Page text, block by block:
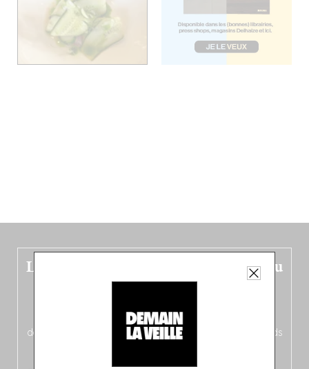
Le nouveau guide Belgique est sorti du
four !
néerlandais côté face – à moins que ne soit l’inverse ?),
découvrez
une partie mag « Nord-Zuid »
qui met les pieds